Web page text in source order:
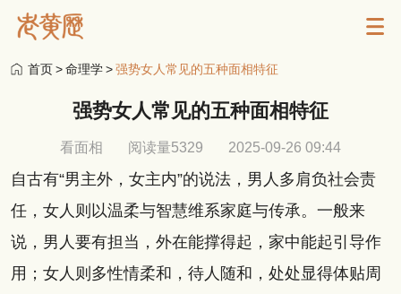
首页>命理学>强势女人常见的五种面相特征
强势女人常见的五种面相特征
看面相 阅读量5329 2025-09-26 09:44
自古有“男主外，女主内”的说法，男人多肩负社会责
任，女人则以温柔与智慧维系家庭与传承。一般来
说，男人要有担当，外在能撑得起，家中能起引导作
用；女人则多性情柔和，待人随和，处处显得体贴周